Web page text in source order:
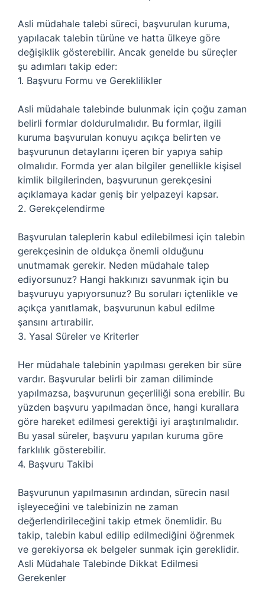
Asli müdahale talebi süreci, başvurulan kuruma,
yapılacak talebin türüne ve hatta ülkeye göre
değişiklik gösterebilir. Ancak genelde bu süreçler
şu adımları takip eder:
1. Başvuru Formu ve Gereklilikler
Asli müdahale talebinde bulunmak için çoğu zaman
belirli formlar doldurulmalıdır. Bu formlar, ilgili
kuruma başvurulan konuyu açıkça belirten ve
başvurunun detaylarını içeren bir yapıya sahip
olmalıdır. Formda yer alan bilgiler genellikle kişisel
kimlik bilgilerinden, başvurunun gerekçesini
açıklamaya kadar geniş bir yelpazeyi kapsar.
2. Gerekçelendirme
Başvurulan taleplerin kabul edilebilmesi için talebin
gerekçesinin de oldukça önemli olduğunu
unutmamak gerekir. Neden müdahale talep
ediyorsunuz? Hangi hakkınızı savunmak için bu
başvuruyu yapıyorsunuz? Bu soruları içtenlikle ve
açıkça yanıtlamak, başvurunun kabul edilme
şansını artırabilir.
3. Yasal Süreler ve Kriterler
Her müdahale talebinin yapılması gereken bir süre
vardır. Başvurular belirli bir zaman diliminde
yapılmazsa, başvurunun geçerliliği sona erebilir. Bu
yüzden başvuru yapılmadan önce, hangi kurallara
göre hareket edilmesi gerektiği iyi araştırılmalıdır.
Bu yasal süreler, başvuru yapılan kuruma göre
farklılık gösterebilir.
4. Başvuru Takibi
Başvurunun yapılmasının ardından, sürecin nasıl
işleyeceğini ve talebinizin ne zaman
değerlendirileceğini takip etmek önemlidir. Bu
takip, talebin kabul edilip edilmediğini öğrenmek
ve gerekiyorsa ek belgeler sunmak için gereklidir.
Asli Müdahale Talebinde Dikkat Edilmesi
Gerekenler